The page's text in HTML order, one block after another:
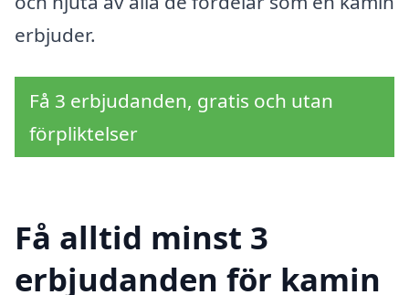
erbjuder.
Få 3 erbjudanden, gratis och utan
förpliktelser
Få alltid minst 3
erbjudanden för kamin